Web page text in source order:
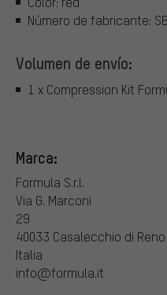
Número de fabricante:
Volumen de envío:
1 x Compression Kit
Marca:
Formula S.r.l.
Via G. Marconi
29
40033 Casalecchio di Reno
Italia
info@formula.it